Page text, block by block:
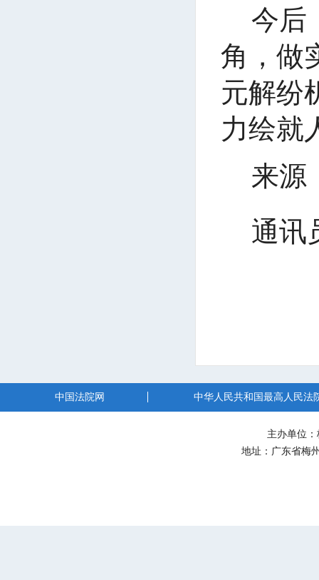
今后
角，做
元解纷
力绘就
来源
通讯
中国法院网 中华人民共和国最高人民法
主办单位
地址：广东省